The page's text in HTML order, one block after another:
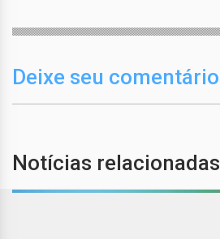
Deixe seu comentário
Notícias relacionadas